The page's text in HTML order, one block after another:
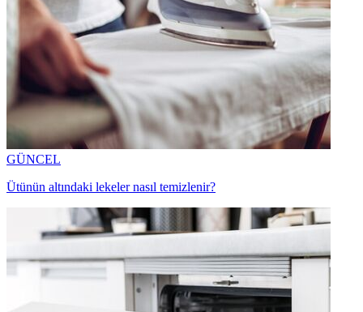
GÜNCEL
Ütünün altındaki lekeler nasıl temizlenir?